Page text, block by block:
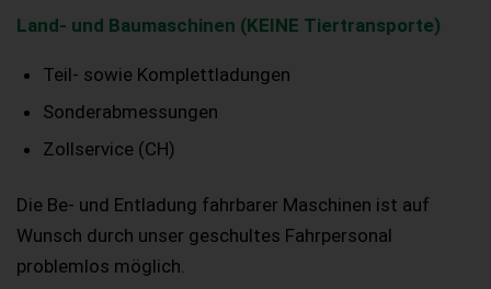
Land- und Baumaschinen (KEINE Tiertransporte)
Teil- sowie Komplettladungen
Sonderabmessungen
Zollservice (CH)
Die Be- und Entladung fahrbarer Maschinen ist auf
Wunsch durch unser geschultes Fahrpersonal
problemlos möglich.